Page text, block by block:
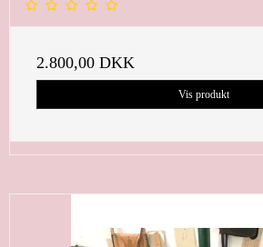
2.800,00 DKK
Vis produkt